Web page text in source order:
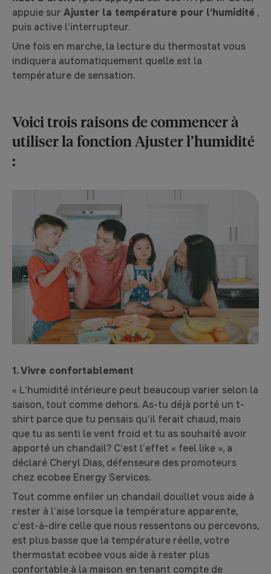
appuie sur Ajuster la température pour l’humidité ,
puis active l’interrupteur.
Une fois en marche, la lecture du thermostat vous
indiquera automatiquement quelle est la
température de sensation.
Voici trois raisons de commencer à
utiliser la fonction Ajuster l’humidité
:
1. Vivre confortablement
« L’humidité intérieure peut beaucoup varier selon la
saison, tout comme dehors. As-tu déjà porté un t-
shirt parce que tu pensais qu’il ferait chaud, mais
que tu as senti le vent froid et tu as souhaité avoir
apporté un chandail? C’est l’effet « feel like », a
déclaré Cheryl Dias, défenseure des promoteurs
chez ecobee Energy Services.
Tout comme enfiler un chandail douillet vous aide à
rester à l’aise lorsque la température apparente,
c’est-à-dire celle que nous ressentons ou percevons,
est plus basse que la température réelle, votre
thermostat ecobee vous aide à rester plus
confortable à la maison en tenant compte de